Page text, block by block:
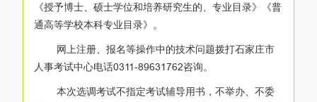
《授予博士、硕士学位和培养研究生的、专业目录》《普
通高等学校本科专业目录》。
网上注册、报名等操作中的技术问题拨打石家庄市
人事考试中心电话0311-89631762咨询。
本次选调考试不指定考试辅导用书，不举办、不委